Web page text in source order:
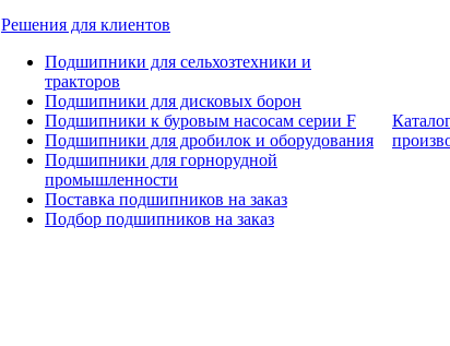
Решения для клиентов
Подшипники для сельхозтехники и
тракторов
Подшипники для дисковых борон
Подшипники к буровым насосам серии F
Подшипники для дробилок и оборудования
Подшипники для горнорудной
промышленности
Поставка подшипников на заказ
Подбор подшипников на заказ